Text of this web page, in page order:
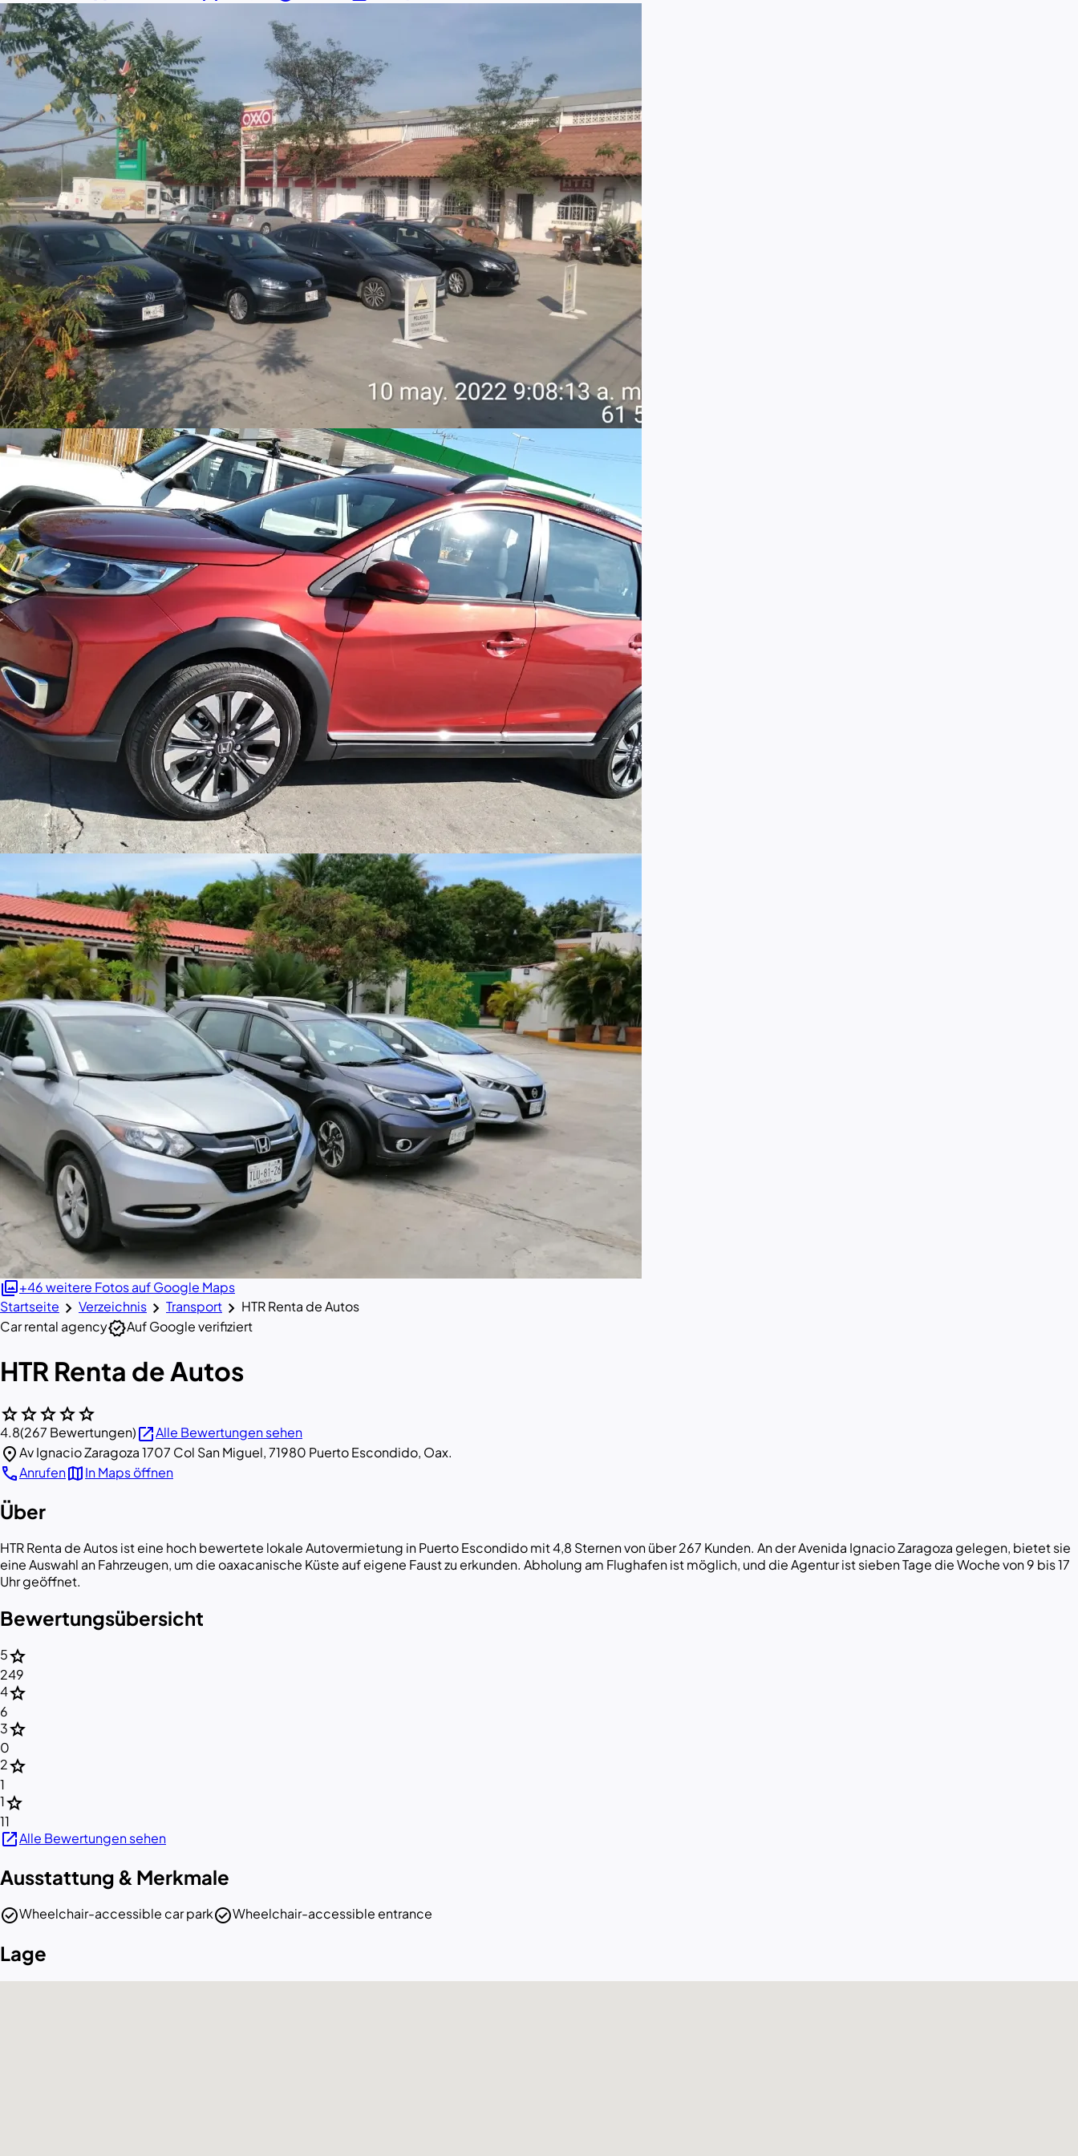
photo_library+46 weitere Fotos auf Google Maps
Startseite chevron_right Verzeichnis chevron_right Transport chevron_right HTR Renta de Autos
Car rental agencyverifiedAuf Google verifiziert
HTR Renta de Autos
starstarstarstarstar
4.8(267 Bewertungen)open_in_newAlle Bewertungen sehen
location_onAv Ignacio Zaragoza 1707 Col San Miguel, 71980 Puerto Escondido, Oax.
callAnrufenmapIn Maps öffnen
Über
HTR Renta de Autos ist eine hoch bewertete lokale Autovermietung in Puerto Escondido mit 4,8 Sternen von über 267 Kunden. An der Avenida Ignacio Zaragoza gelegen, bietet sie
eine Auswahl an Fahrzeugen, um die oaxacanische Küste auf eigene Faust zu erkunden. Abholung am Flughafen ist möglich, und die Agentur ist sieben Tage die Woche von 9 bis 17
Uhr geöffnet.
Bewertungsübersicht
5star
249
4star
6
3star
0
2star
1
1star
11
open_in_newAlle Bewertungen sehen
Ausstattung & Merkmale
check_circleWheelchair-accessible car parkcheck_circleWheelchair-accessible entrance
Lage